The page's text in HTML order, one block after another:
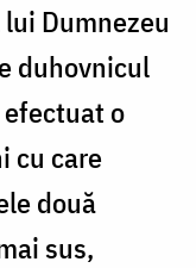
Dumnezeu
duhovnicul
o
cu care
două
sus,